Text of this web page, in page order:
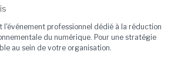
l'événement professionnel dédié à la réduction
du numérique. Pour une stratégie
au sein de votre organisation.